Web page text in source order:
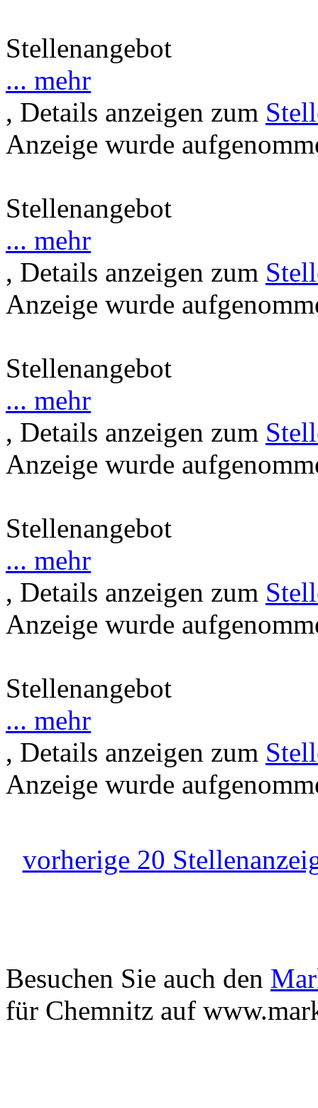
Stellenangebot
... mehr
, Details anzeigen zum
Anzeige wurde
Stellenangebot
... mehr
, Details anzeigen zum
Anzeige wurde
Stellenangebot
... mehr
, Details anzeigen zum
Anzeige wurde
Stellenangebot
... mehr
, Details anzeigen zum
Anzeige wurde
Stellenangebot
... mehr
, Details anzeigen zum
Anzeige wurde
vorherige 20
Besuchen Sie auch den
für Chemnitz auf